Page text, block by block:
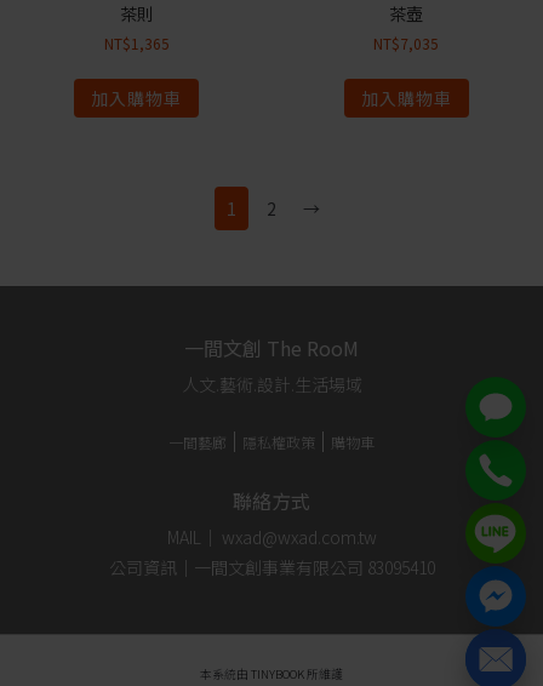
茶則
NT$1,365
加入購物車
茶壺
NT$7,035
加入購物車
1 2 →
一間文創 The RooM
人文.藝術.設計.生活場域
一間藝廊 隱私權政策 購物車
聯絡方式
MAIL｜ wxad@wxad.com.tw
公司資訊｜一間文創事業有限公司 83095410
本系統由 TINYBOOK 所維護